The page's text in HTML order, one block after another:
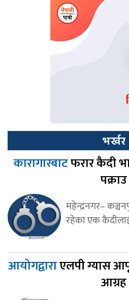
भर्खर
कारागारबाटफरार कैदी
पक्राउ
महेन्द्रनगर–
रहेका एक
आयोगद्वाराएलपी ग्यास
आग्रह